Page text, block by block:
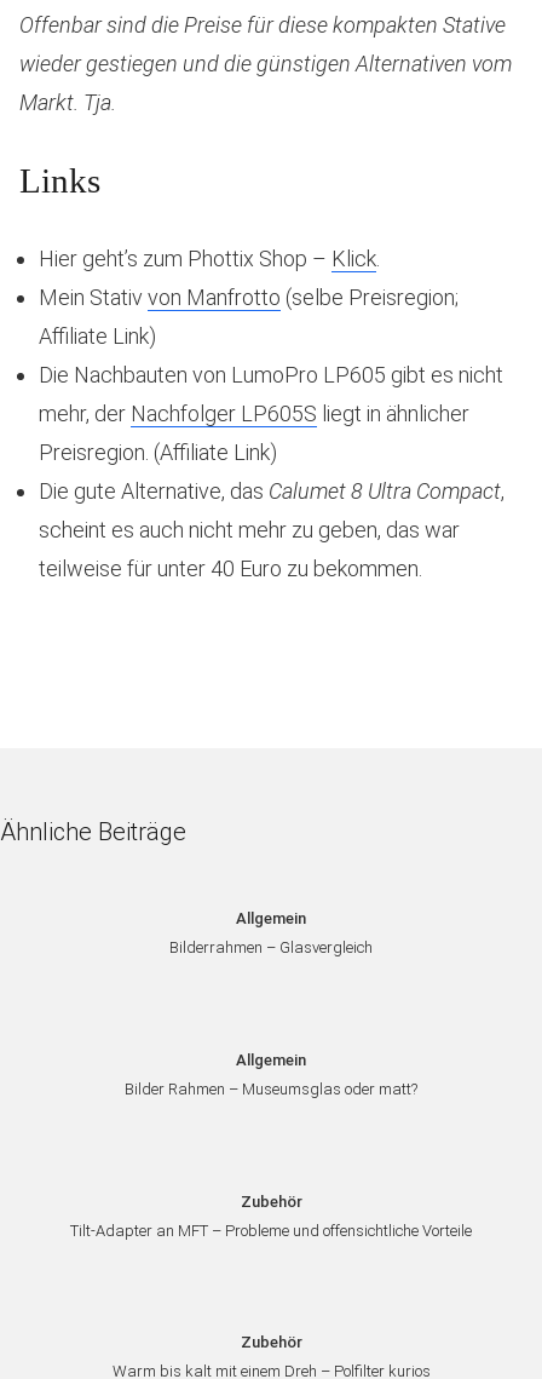
Offenbar sind die Preise für diese kompakten Stative
wieder gestiegen und die günstigen Alternativen vom
Markt. Tja.
Links
Hier geht’s zum Phottix Shop – Klick
Mein Stativvon Manfrotto (selbe Preisregion;
Affiliate Link)
Die Nachbauten von LumoPro LP605 gibt es nicht
mehr, der Nachfolger LP605S liegt in ähnlicher
Preisregion. (Affiliate Link)
Die gute Alternative, das Calumet 8 Ultra Compact,
scheint es auch nicht mehr zu geben, das war
teilweise für unter 40 Euro zu bekommen.
Ähnliche Beiträge
Allgemein
Bilderrahmen – Glasvergleich
Allgemein
Bilder Rahmen – Museumsglas oder matt?
Zubehör
Tilt-Adapter an MFT – Probleme und offensichtliche Vorteile
Zubehör
Warm bis kalt mit einem Dreh – Polfilter kurios